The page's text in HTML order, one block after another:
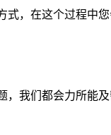
，在这个过程中
我们都会力所能